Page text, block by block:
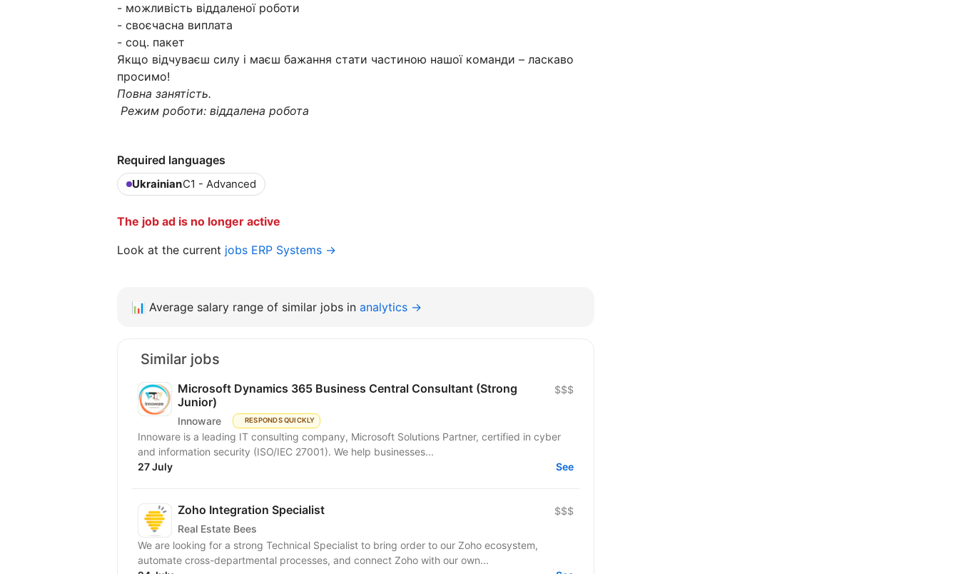
- можливість віддаленої роботи
- своєчасна виплата
- соц. пакет
Якщо відчуваєш силу і маєш бажання стати частиною нашої команди – ласкаво
просимо!
Повна занятість.
Режим роботи: віддалена робота
Required languages
UkrainianC1 - Advanced
The job ad is no longer active
Look at the current jobs ERP Systems →
📊 Average salary range of similar jobs in analytics →
Similar jobs
Microsoft Dynamics 365 Business Central Consultant (Strong
Junior)
Innoware RESPONDS QUICKLY
$$$
Innoware is a leading IT consulting company, Microsoft Solutions Partner, certified in cyber
and information security (ISO/IEC 27001). We help businesses...
27 July
See
Zoho Integration Specialist
Real Estate Bees
$$$
We are looking for a strong Technical Specialist to bring order to our Zoho ecosystem,
automate cross-departmental processes, and connect Zoho with our own...